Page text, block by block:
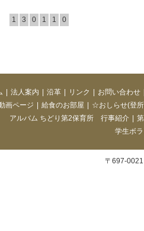
1 3 0 1 1 0
法人案内 沿革 リンク お問い合わせ
画ページ
給食のお部屋 ☆おしらせ(登
アルバム ちどり第2保育所 行事紹介
学生ボ
〒697-